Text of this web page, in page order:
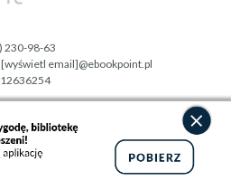
230-98-63
[wyświetl email]@ebookpoint.pl
241989027
wersja strony »